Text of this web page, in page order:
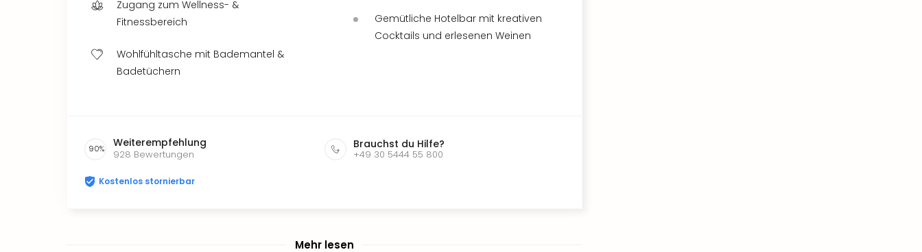
Zugang zum Wellness- &
Fitnessbereich
Wohlfühltasche mit Bademantel &
Badetüchern
Gemütliche Hotelbar mit kreativen
Cocktails und erlesenen Weinen
90% Weiterempfehlung
928 Bewertungen
Brauchst du Hilfe?
+49 30 5444 55 800
Kostenlos stornierbar
Mehr lesen